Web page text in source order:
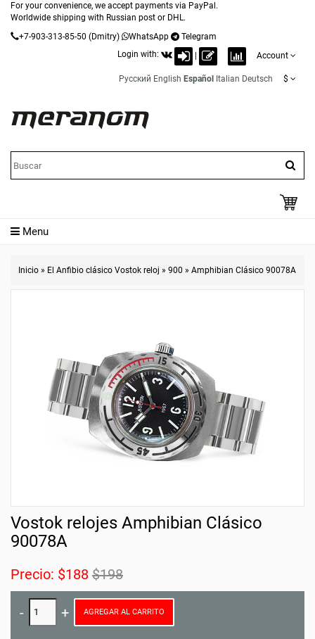
For your convenience, we accept payments via PayPal.
Worldwide shipping with Russian post or DHL.
+7-903-313-85-50 (Dmitry) WhatsApp
Telegram
Login with:
Account
Русский English Español Italian Deutsch $
Menu
Inicio » El Anfibio clásico Vostok reloj » 900 » Amphibian Clásico 90078A
Vostok relojes Amphibian Clásico
90078A
Precio: $188 $198
AGREGAR AL CARRITO